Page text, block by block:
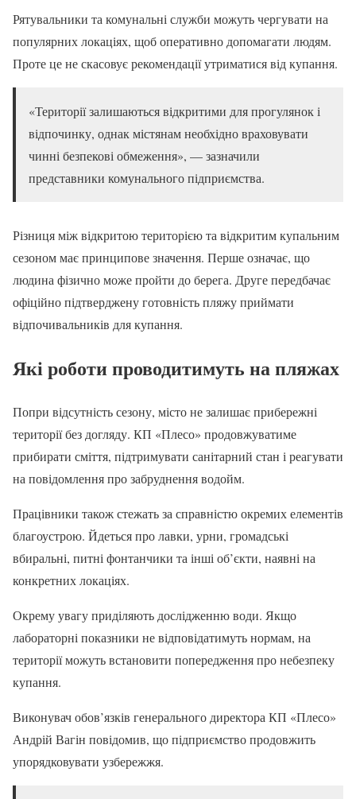
Рятувальники та комунальні служби можуть чергувати на
популярних локаціях, щоб оперативно допомагати людям.
Проте це не скасовує рекомендації утриматися від купання.
«Території залишаються відкритими для прогулянок і
відпочинку, однак містянам необхідно враховувати
чинні безпекові обмеження», — зазначили
представники комунального підприємства.
Різниця між відкритою територією та відкритим купальним
сезоном має принципове значення. Перше означає, що
людина фізично може пройти до берега. Друге передбачає
офіційно підтверджену готовність пляжу приймати
відпочивальників для купання.
Які роботи проводитимуть на пляжах
Попри відсутність сезону, місто не залишає прибережні
території без догляду. КП «Плесо» продовжуватиме
прибирати сміття, підтримувати санітарний стан і реагувати
на повідомлення про забруднення водойм.
Працівники також стежать за справністю окремих елементів
благоустрою. Йдеться про лавки, урни, громадські
вбиральні, питні фонтанчики та інші об’єкти, наявні на
конкретних локаціях.
Окрему увагу приділяють дослідженню води. Якщо
лабораторні показники не відповідатимуть нормам, на
території можуть встановити попередження про небезпеку
купання.
Виконувач обов’язків генерального директора КП «Плесо»
Андрій Вагін повідомив, що підприємство продовжить
упорядковувати узбережжя.